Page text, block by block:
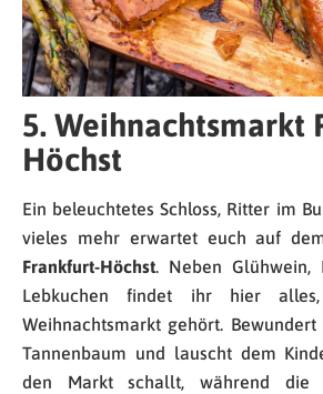
5. Weihnachtsmarkt
Höchst
Ein beleuchtetes Schloss, Ritter im
vieles mehr erwartet euch auf
Frankfurt-Höchst. Neben Glühwein,
Lebkuchen findet ihr hier
Weihnachtsmarkt gehört.
Tannenbaum und lauscht dem
den Markt schallt, während die